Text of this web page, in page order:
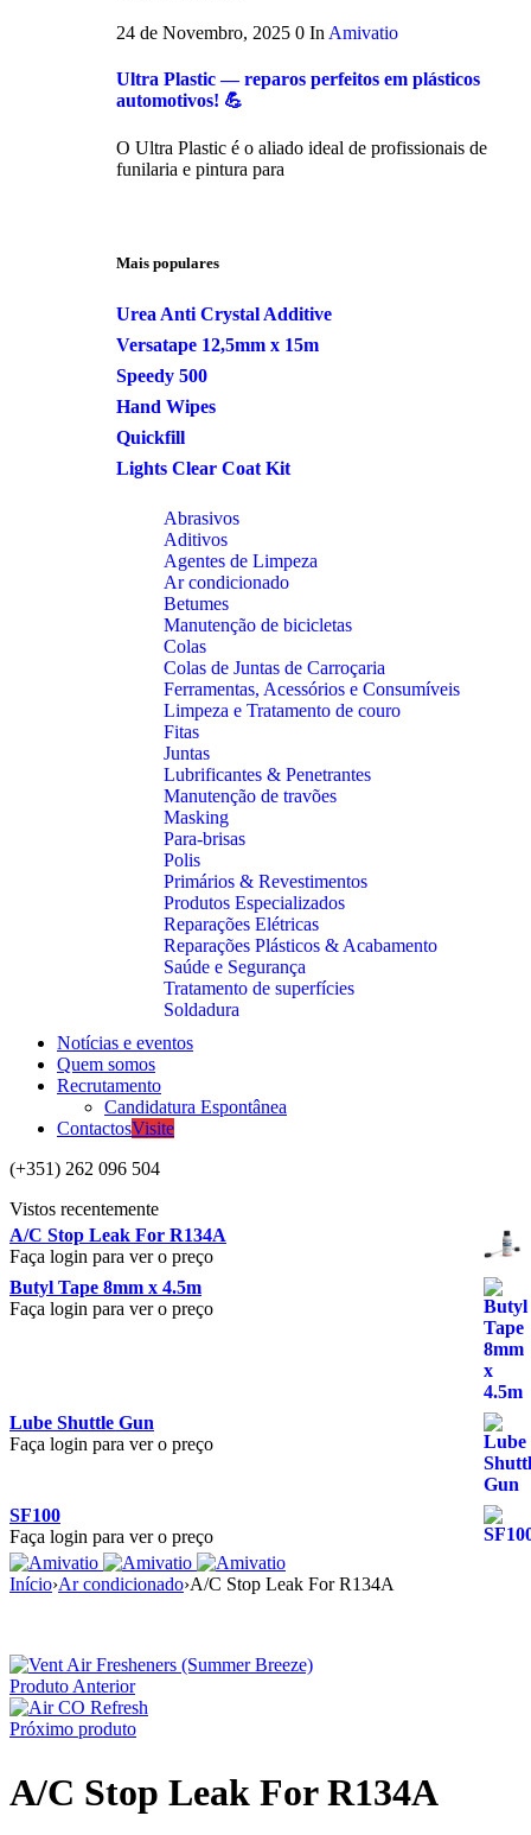
24 de Novembro, 2025 0 In Amivatio
Ultra Plastic — reparos perfeitos em plásticos
automotivos! 💪
O Ultra Plastic é o aliado ideal de profissionais de
funilaria e pintura para
Mais populares
Urea Anti Crystal Additive
Versatape 12,5mm x 15m
Speedy 500
Hand Wipes
Quickfill
Lights Clear Coat Kit
Abrasivos
Aditivos
Agentes de Limpeza
Ar condicionado
Betumes
Manutenção de bicicletas
Colas
Colas de Juntas de Carroçaria
Ferramentas, Acessórios e Consumíveis
Limpeza e Tratamento de couro
Fitas
Juntas
Lubrificantes & Penetrantes
Manutenção de travões
Masking
Para-brisas
Polis
Primários & Revestimentos
Produtos Especializados
Reparações Elétricas
Reparações Plásticos & Acabamento
Saúde e Segurança
Tratamento de superfícies
Soldadura
Notícias e eventos
Quem somos
Recrutamento
Candidatura Espontânea
ContactosVisite
(+351) 262 096 504
Vistos recentemente
A/C Stop Leak For R134A
Faça login para ver o preço
Butyl Tape 8mm x 4.5m
Faça login para ver o preço
Lube Shuttle Gun
Faça login para ver o preço
SF100
Faça login para ver o preço
Início›Ar condicionado›A/C Stop Leak For R134A
Produto Anterior
Próximo produto
A/C Stop Leak For R134A